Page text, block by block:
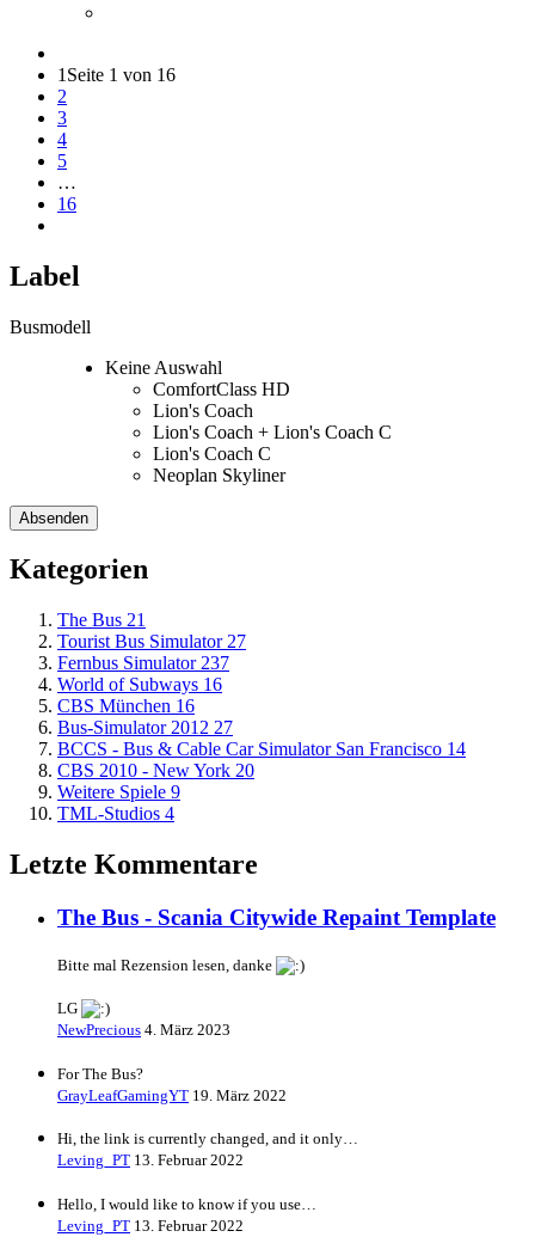
1 Seite 1 von 16
2
3
4
5
…
16
Label
Busmodell
Keine Auswahl
ComfortClass HD
Lion's Coach
Lion's Coach + Lion's Coach C
Lion's Coach C
Neoplan Skyliner
Kategorien
The Bus 21
Tourist Bus Simulator 27
Fernbus Simulator 237
World of Subways 16
CBS München 16
Bus-Simulator 2012 27
BCCS - Bus & Cable Car Simulator San Francisco 14
CBS 2010 - New York 20
Weitere Spiele 9
TML-Studios 4
Letzte Kommentare
The Bus - Scania Citywide Repaint Template
Bitte mal Rezension lesen, danke
LG
NewPrecious 4. März 2023
For The Bus?
GrayLeafGamingYT 19. März 2022
Hi, the link is currently changed, and it only…
Leving_PT 13. Februar 2022
Hello, I would like to know if you use…
Leving_PT 13. Februar 2022